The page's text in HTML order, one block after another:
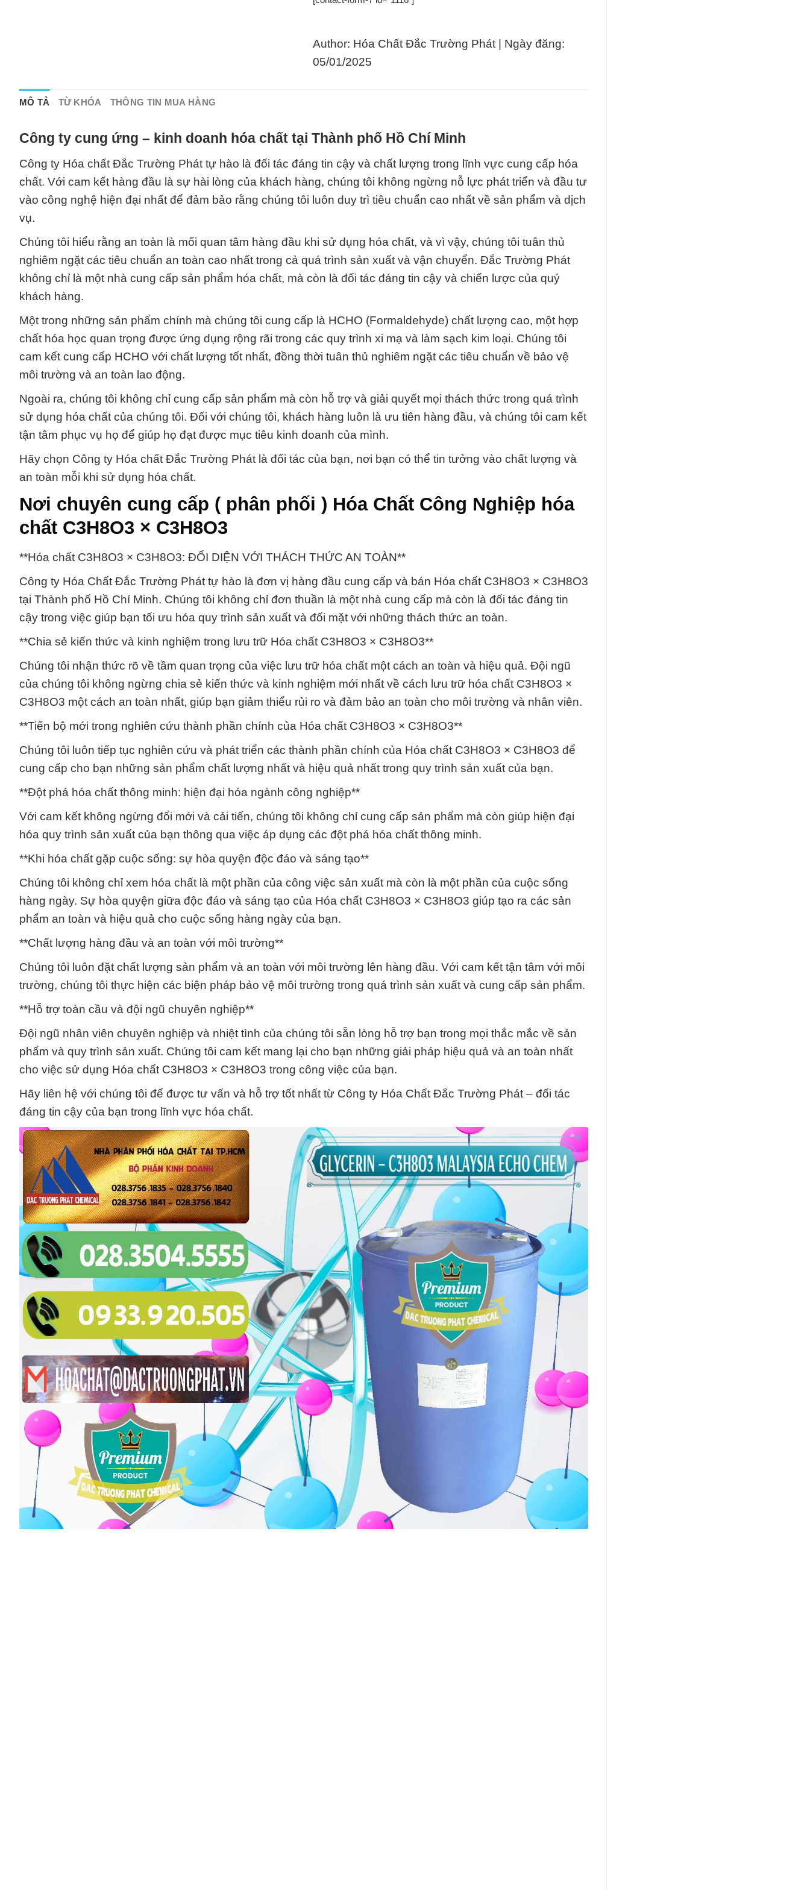
Author: Hóa Chất Đắc Trường Phát | Ngày đăng:
05/01/2025
MÔ TẢ TỪ KHÓA THÔNG TIN MUA HÀNG
Công ty cung ứng – kinh doanh hóa chất tại Thành phố Hồ Chí Minh
Công ty Hóa chất Đắc Trường Phát tự hào là đối tác đáng tin cậy và chất lượng trong lĩnh vực cung cấp hóa
chất. Với cam kết hàng đầu là sự hài lòng của khách hàng, chúng tôi không ngừng nỗ lực phát triển và đầu tư
vào công nghệ hiện đại nhất để đảm bảo rằng chúng tôi luôn duy trì tiêu chuẩn cao nhất về sản phẩm và dịch
vụ.
Chúng tôi hiểu rằng an toàn là mối quan tâm hàng đầu khi sử dụng hóa chất, và vì vậy, chúng tôi tuân thủ
nghiêm ngặt các tiêu chuẩn an toàn cao nhất trong cả quá trình sản xuất và vận chuyển. Đắc Trường Phát
không chỉ là một nhà cung cấp sản phẩm hóa chất, mà còn là đối tác đáng tin cậy và chiến lược của quý
khách hàng.
Một trong những sản phẩm chính mà chúng tôi cung cấp là HCHO (Formaldehyde) chất lượng cao, một hợp
chất hóa học quan trọng được ứng dụng rộng rãi trong các quy trình xi mạ và làm sạch kim loại. Chúng tôi
cam kết cung cấp HCHO với chất lượng tốt nhất, đồng thời tuân thủ nghiêm ngặt các tiêu chuẩn về bảo vệ
môi trường và an toàn lao động.
Ngoài ra, chúng tôi không chỉ cung cấp sản phẩm mà còn hỗ trợ và giải quyết mọi thách thức trong quá trình
sử dụng hóa chất của chúng tôi. Đối với chúng tôi, khách hàng luôn là ưu tiên hàng đầu, và chúng tôi cam kết
tận tâm phục vụ họ để giúp họ đạt được mục tiêu kinh doanh của mình.
Hãy chọn Công ty Hóa chất Đắc Trường Phát là đối tác của bạn, nơi bạn có thể tin tưởng vào chất lượng và
an toàn mỗi khi sử dụng hóa chất.
Nơi chuyên cung cấp ( phân phối ) Hóa Chất Công Nghiệp hóa
chất C3H8O3 × C3H8O3
**Hóa chất C3H8O3 × C3H8O3: ĐỐI DIỆN VỚI THÁCH THỨC AN TOÀN**
Công ty Hóa Chất Đắc Trường Phát tự hào là đơn vị hàng đầu cung cấp và bán Hóa chất C3H8O3 × C3H8O3
tại Thành phố Hồ Chí Minh. Chúng tôi không chỉ đơn thuần là một nhà cung cấp mà còn là đối tác đáng tin
cậy trong việc giúp bạn tối ưu hóa quy trình sản xuất và đối mặt với những thách thức an toàn.
**Chia sẻ kiến thức và kinh nghiệm trong lưu trữ Hóa chất C3H8O3 × C3H8O3**
Chúng tôi nhận thức rõ về tầm quan trọng của việc lưu trữ hóa chất một cách an toàn và hiệu quả. Đội ngũ
của chúng tôi không ngừng chia sẻ kiến thức và kinh nghiệm mới nhất về cách lưu trữ hóa chất C3H8O3 ×
C3H8O3 một cách an toàn nhất, giúp bạn giảm thiểu rủi ro và đảm bảo an toàn cho môi trường và nhân viên.
**Tiến bộ mới trong nghiên cứu thành phần chính của Hóa chất C3H8O3 × C3H8O3**
Chúng tôi luôn tiếp tục nghiên cứu và phát triển các thành phần chính của Hóa chất C3H8O3 × C3H8O3 để
cung cấp cho bạn những sản phẩm chất lượng nhất và hiệu quả nhất trong quy trình sản xuất của bạn.
**Đột phá hóa chất thông minh: hiện đại hóa ngành công nghiệp**
Với cam kết không ngừng đổi mới và cải tiến, chúng tôi không chỉ cung cấp sản phẩm mà còn giúp hiện đại
hóa quy trình sản xuất của bạn thông qua việc áp dụng các đột phá hóa chất thông minh.
**Khi hóa chất gặp cuộc sống: sự hòa quyện độc đáo và sáng tạo**
Chúng tôi không chỉ xem hóa chất là một phần của công việc sản xuất mà còn là một phần của cuộc sống
hàng ngày. Sự hòa quyện giữa độc đáo và sáng tạo của Hóa chất C3H8O3 × C3H8O3 giúp tạo ra các sản
phẩm an toàn và hiệu quả cho cuộc sống hàng ngày của bạn.
**Chất lượng hàng đầu và an toàn với môi trường**
Chúng tôi luôn đặt chất lượng sản phẩm và an toàn với môi trường lên hàng đầu. Với cam kết tận tâm với môi
trường, chúng tôi thực hiện các biện pháp bảo vệ môi trường trong quá trình sản xuất và cung cấp sản phẩm.
**Hỗ trợ toàn cầu và đội ngũ chuyên nghiệp**
Đội ngũ nhân viên chuyên nghiệp và nhiệt tình của chúng tôi sẵn lòng hỗ trợ bạn trong mọi thắc mắc về sản
phẩm và quy trình sản xuất. Chúng tôi cam kết mang lại cho bạn những giải pháp hiệu quả và an toàn nhất
cho việc sử dụng Hóa chất C3H8O3 × C3H8O3 trong công việc của bạn.
Hãy liên hệ với chúng tôi để được tư vấn và hỗ trợ tốt nhất từ Công ty Hóa Chất Đắc Trường Phát – đối tác
đáng tin cậy của bạn trong lĩnh vực hóa chất.